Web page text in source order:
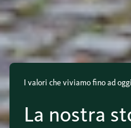
I valori che viviamo fino ad oggi
La nostra